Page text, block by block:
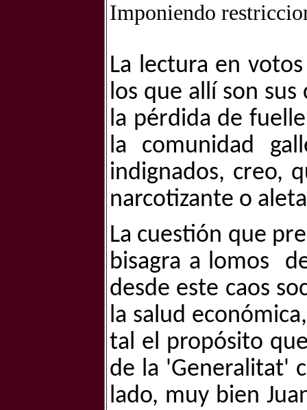
Imponiendo
La lectura en
los que allí son
la pérdida de
la comunidad
indignados, creo,
narcotizante o
La cuestión que
bisagra a lomos
desde este caos
la salud
tal el propósito
de la 'Generalitat'
lado, muy bien